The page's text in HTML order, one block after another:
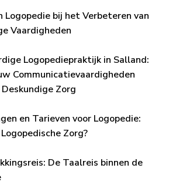
Logopedie bij het Verbeteren van
Vaardigheden
Logopediepraktijk in Salland:
Communicatievaardigheden
Zorg
en Tarieven voor Logopedie:
Zorg?
De Taalreis binnen de